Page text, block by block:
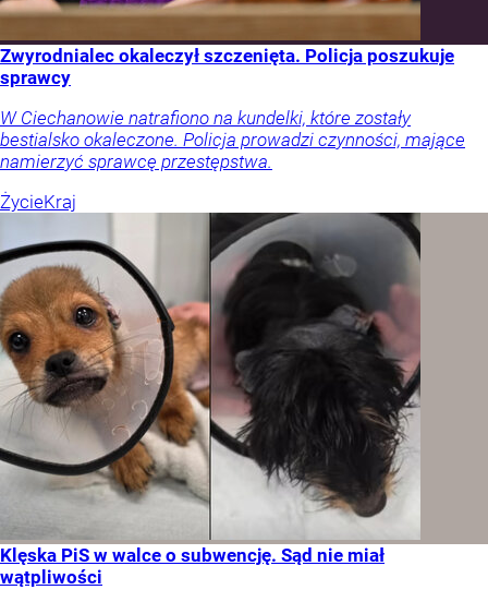
Zwyrodnialec okaleczył szczenięta. Policja poszukuje
sprawcy
W Ciechanowie natrafiono na kundelki, które zostały
bestialsko okaleczone. Policja prowadzi czynności, mające
namierzyć sprawcę przestępstwa.
ŻycieKraj
Klęska PiS w walce o subwencję. Sąd nie miał
wątpliwości